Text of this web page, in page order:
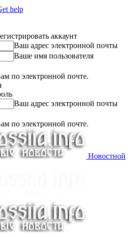
help
аккаунт
Ваш адрес электронной почты
Ваше имя пользователя
по электронной почте.
Ваш адрес электронной почты
по электронной почте.
Новостной